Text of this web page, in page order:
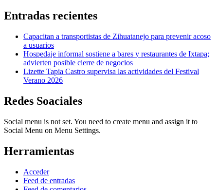
Entradas recientes
Capacitan a transportistas de Zihuatanejo para prevenir acoso
a usuarios
Hospedaje informal sostiene a bares y restaurantes de Ixtapa;
advierten posible cierre de negocios
Lizette Tapia Castro supervisa las actividades del Festival
Verano 2026
Redes Soaciales
Social menu is not set. You need to create menu and assign it to
Social Menu on Menu Settings.
Herramientas
Acceder
Feed de entradas